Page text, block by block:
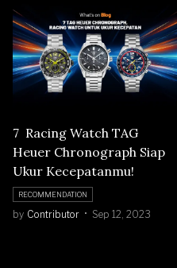
7 Racing Watch TAG
Heuer Chronograph Siap
Ukur Kecepatanmu!
RECOMMENDATION
by Contributor Sep 12, 2023